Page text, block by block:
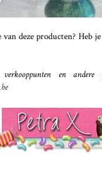
deze producten? Heb
en